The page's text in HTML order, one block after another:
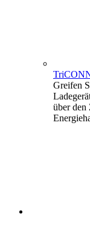
Greifen
über den